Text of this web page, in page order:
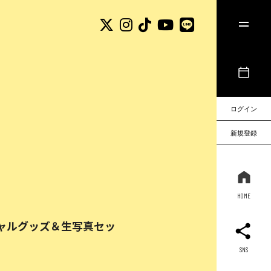
ログイン
新規登録
HOME
SNS
グッズ＆生写真セッ